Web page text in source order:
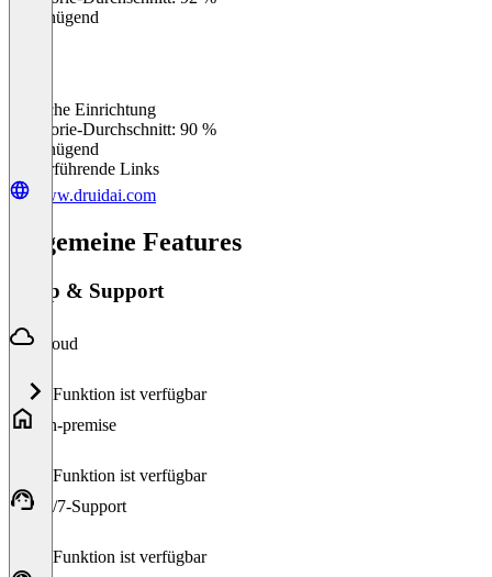
Ungenügend
Einfache Einrichtung
Kategorie-Durchschnitt: 90 %
Ungenügend
Weiterführende Links
www.druidai.com
Allgemeine Features
Setup & Support
Cloud
Diese Funktion ist verfügbar
On-premise
Diese Funktion ist verfügbar
24/7-Support
Diese Funktion ist verfügbar